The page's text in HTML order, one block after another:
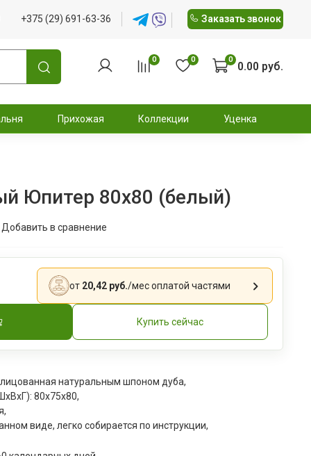
+375 (29) 691-63-36 Заказать звонок
0 0 0 0.00 руб.
Прихожая Коллекции Уценка
Юпитер 80х80 (белый)
Добавить в сравнение
от 20,42 руб./месоплатой частями
Купить сейчас
натуральным шпоном дуба,
80х75x80,
виде, легко собирается по инструкции,